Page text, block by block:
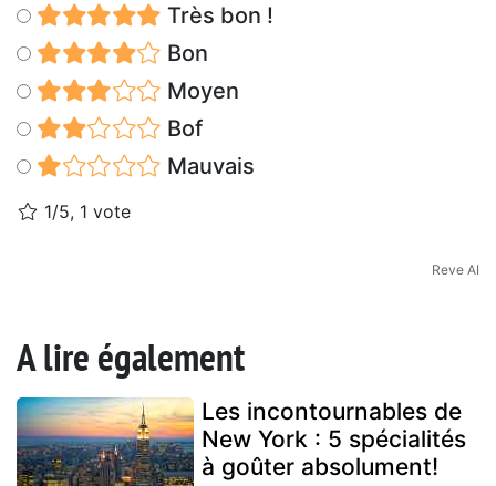
Très bon !
Bon
Moyen
Bof
Mauvais
1/5, 1 vote
Reve AI
A lire également
Les incontournables de
New York : 5 spécialités
à goûter absolument!